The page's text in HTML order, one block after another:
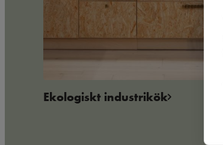
Ekologiskt industrikök